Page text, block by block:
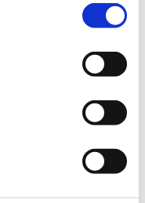
19